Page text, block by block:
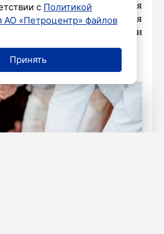
цзяоцзы вручную, соединяя
начинку. Округлая
означает благополучие и
с Политикой
АО «Петроцентр» файлов
Принять